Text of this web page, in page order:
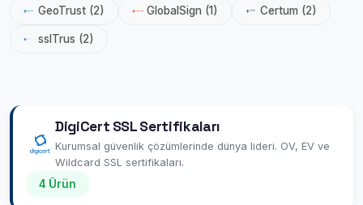
GeoTrust (2) GlobalSign (1) Certum (2)
sslTrus (2)
DigiCert SSL Sertifikaları
Kurumsal güvenlik çözümlerinde dünya lideri. OV, EV ve
Wildcard SSL sertifikaları.
4 Ürün